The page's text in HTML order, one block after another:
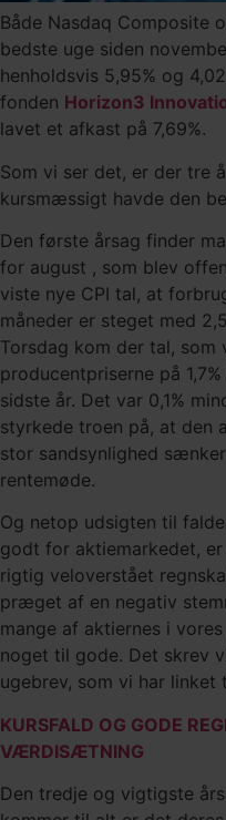
Både Nasdaq Composite
bedste uge siden
henholdsvis 5,95% og
fonden Horizon3
lavet et afkast på 7,69%.
Som vi ser det, er der tre
kursmæssigt havde den
Den første årsag finder
for august , som blev
viste nye CPI tal, at
måneder er steget med
Torsdag kom der tal, som
producentpriserne på
sidste år. Det var 0,1%
styrkede troen på, at den
stor sandsynlighed
rentemøde.
Og netop udsigten til
godt for aktiemarkedet,
rigtig veloverstået
præget af en negativ
mange af aktiernes i
noget til gode. Det skrev
ugebrev, som vi har linket
KURSFALD OG GODE
VÆRDISÆTNING
Den tredje og vigtigste